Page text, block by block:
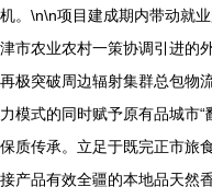
机。\n\n项目建成期内带动就
津市农业农村一策协调引进的
再极突破周边辐射集群总包物
力模式的同时赋予原有品城市
保质传承。立足于既完正市旅
接产品有效全疆的本地品天然